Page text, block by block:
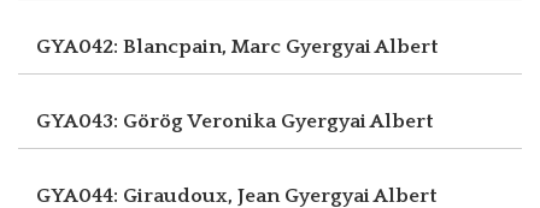
GYA042: Blancpain, Marc Gyergyai Albert
GYA043: Görög Veronika Gyergyai Albert
GYA044: Giraudoux, Jean Gyergyai Albert